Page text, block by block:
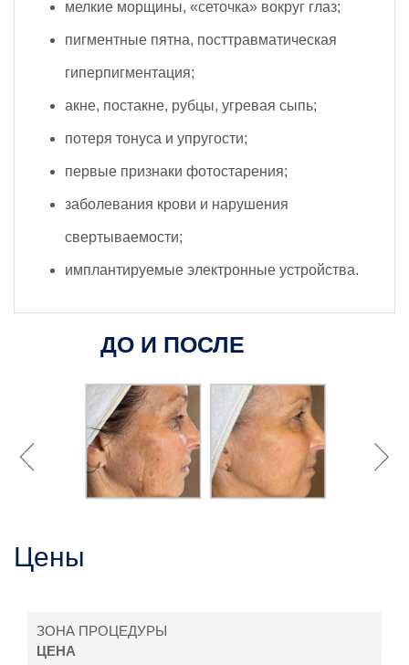
мелкие морщины, «сеточка» вокруг глаз;
пигментные пятна, посттравматическая
гиперпигментация;
акне, постакне, рубцы, угревая сыпь;
потеря тонуса и упругости;
первые признаки фотостарения;
заболевания крови и нарушения
свертываемости;
имплантируемые электронные устройства.
ДО И ПОСЛЕ
Цены
ЗОНА ПРОЦЕДУРЫ
ЦЕНА